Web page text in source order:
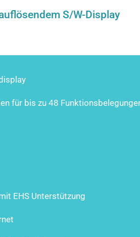
S/W-Display
für bis zu 48
EHS Unterstützung